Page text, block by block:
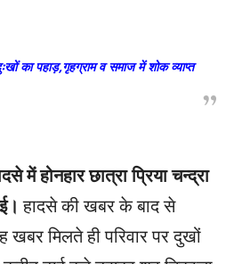
का पहाड़,गृहग्राम व समाज में शोक व्याप्त
में होनहार छात्रा प्रिया चन्द्रा
हादसे की खबर के बाद से
मिलते ही परिवार पर दुखों